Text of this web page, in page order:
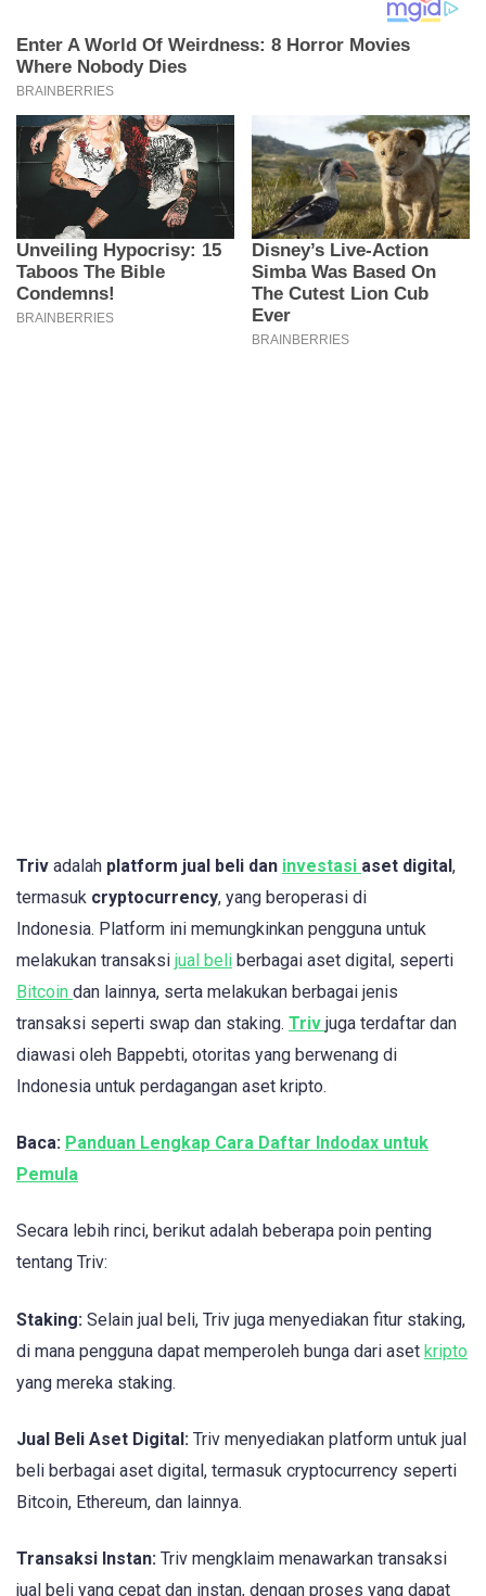
Triv adalah platform jual beli dan investasi aset digital,
termasuk cryptocurrency, yang beroperasi di
Indonesia. Platform ini memungkinkan pengguna untuk
melakukan transaksi jual beli berbagai aset digital, seperti
Bitcoin dan lainnya, serta melakukan berbagai jenis
transaksi seperti swap dan staking. Triv juga terdaftar dan
diawasi oleh Bappebti, otoritas yang berwenang di
Indonesia untuk perdagangan aset kripto.
Baca: Panduan Lengkap Cara Daftar Indodax untuk
Pemula
Secara lebih rinci, berikut adalah beberapa poin penting
tentang Triv:
Staking: Selain jual beli, Triv juga menyediakan fitur staking,
di mana pengguna dapat memperoleh bunga dari aset kripto
yang mereka staking.
Jual Beli Aset Digital: Triv menyediakan platform untuk jual
beli berbagai aset digital, termasuk cryptocurrency seperti
Bitcoin, Ethereum, dan lainnya.
Transaksi Instan: Triv mengklaim menawarkan transaksi
jual beli yang cepat dan instan, dengan proses yang dapat